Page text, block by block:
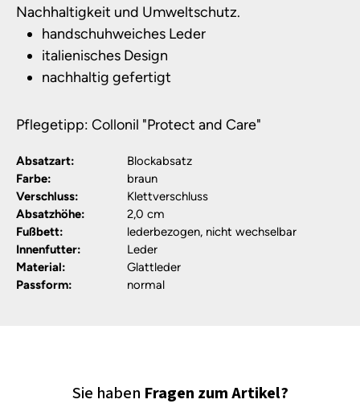
Nachhaltigkeit und Umweltschutz.
handschuhweiches Leder
italienisches Design
nachhaltig gefertigt
Pflegetipp: Collonil "Protect and Care"
Absatzart:
Blockabsatz
Farbe:
braun
Verschluss:
Klettverschluss
Absatzhöhe:
2,0 cm
Fußbett:
lederbezogen, nicht wechselbar
Innenfutter:
Leder
Material:
Glattleder
Passform:
normal
Sie haben Fragen zum Artikel?